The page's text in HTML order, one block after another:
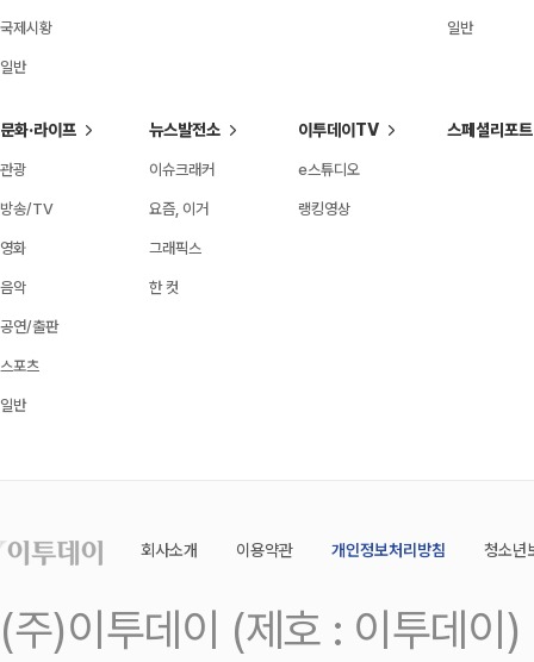
국제시황
일반
일반
문화·라이프
관광
방송/TV
영화
음악
공연/출판
스포츠
일반
뉴스발전소
이슈크래커
요즘, 이거
그래픽스
한 컷
이투데이TV
e스튜디오
랭킹영상
스페셜리포트
회사소개 이용약관 개인정보처리방침 청소년
(주)이투데이 (제호 : 이투데